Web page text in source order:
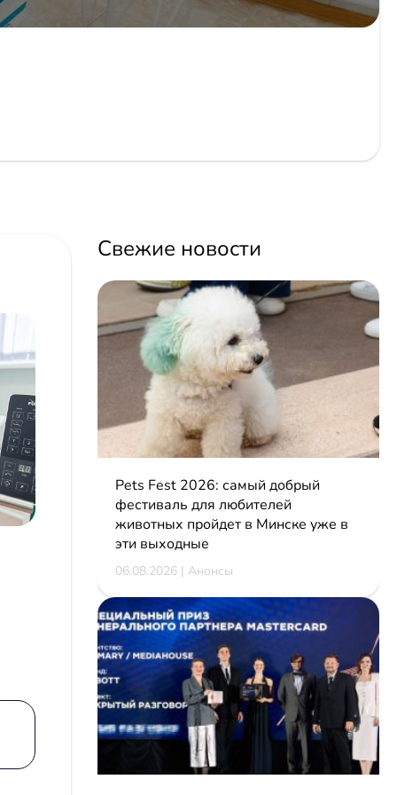
Свежие новости
Pets Fest 2026: самый добрый
фестиваль для любителей
животных пройдет в Минске уже в
эти выходные
06.08.2026 | Анонсы